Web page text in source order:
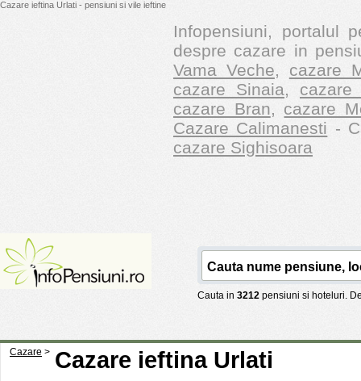
Cazare ieftina Urlati - pensiuni si vile ieftine
Infopensiuni, portalul
despre cazare in
Vama Veche, cazare
cazare Sinaia, cazare
cazare Bran, cazare
Cazare Calimanesti -
cazare Sighisoara
Cauta in 3212 pensiuni si hoteluri.
Cazare > Cazare ieftina Urlati